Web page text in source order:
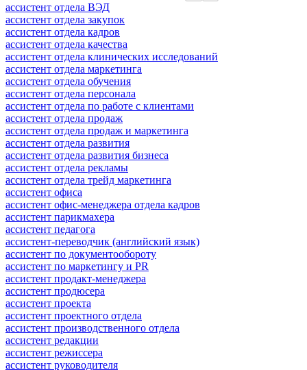
ассистент отдела ВЭД
ассистент отдела закупок
ассистент отдела кадров
ассистент отдела качества
ассистент отдела клинических исследований
ассистент отдела маркетинга
ассистент отдела обучения
ассистент отдела персонала
ассистент отдела по работе с клиентами
ассистент отдела продаж
ассистент отдела продаж и маркетинга
ассистент отдела развития
ассистент отдела развития бизнеса
ассистент отдела рекламы
ассистент отдела трейд маркетинга
ассистент офиса
ассистент офис-менеджера отдела кадров
ассистент парикмахера
ассистент педагога
ассистент-переводчик (английский язык)
ассистент по документообороту
ассистент по маркетингу и PR
ассистент продакт-менеджера
ассистент продюсера
ассистент проекта
ассистент проектного отдела
ассистент производственного отдела
ассистент редакции
ассистент режиссера
ассистент руководителя